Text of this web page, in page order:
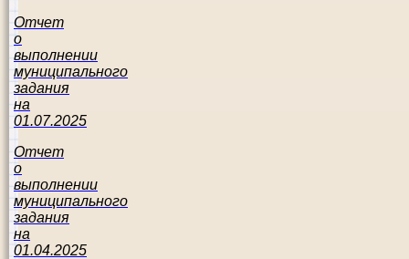
Отчет
о
выполнении
муниципального
задания
на
01.07.2025
Отчет
о
выполнении
муниципального
задания
на
01.04.2025